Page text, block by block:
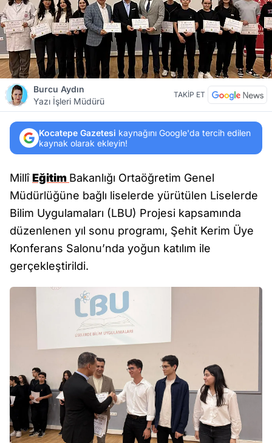
Burcu Aydın
Yazı İşleri Müdürü
TAKİP ET
Kocatepe Gazetesi kaynağını Google'da tercih edilen
kaynak olarak ekleyin!
MillîEğitim Bakanlığı Ortaöğretim Genel
Müdürlüğüne bağlı liselerde yürütülen Liselerde
Bilim Uygulamaları (LBU) Projesi kapsamında
düzenlenen yıl sonu programı, Şehit Kerim Üye
Konferans Salonu’nda yoğun katılım ile
gerçekleştirildi.